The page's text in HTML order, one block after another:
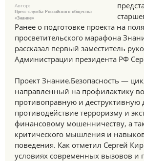
Автор:
Пресс-служба Российского общества
«Знание»
Ранее о подготовке проекта на
просветительского марафона
рассказал первый заместитель
Администрации президента РФ
Проект Знание.Безопасность —
направленный на профилактику
противоправную и деструктивную
противодействие терроризму и
финансовому мошенничеству, а
критического мышления и
поведения. Как отметил Сергей
условиях современных вызовов и